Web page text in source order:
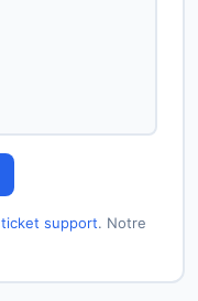
ticket support. Notre